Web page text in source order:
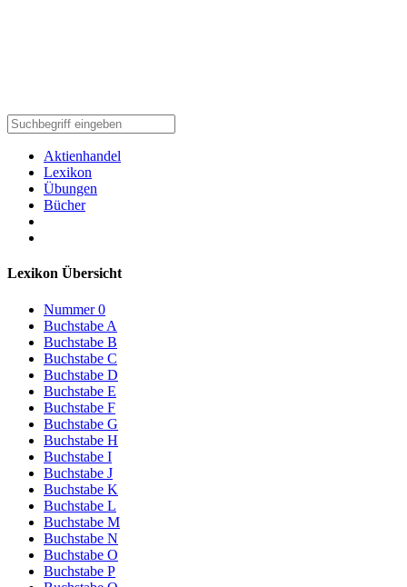
Aktienhandel
Lexikon
Übungen
Bücher
Lexikon Übersicht
Nummer 0
Buchstabe A
Buchstabe B
Buchstabe C
Buchstabe D
Buchstabe E
Buchstabe F
Buchstabe G
Buchstabe H
Buchstabe I
Buchstabe J
Buchstabe K
Buchstabe L
Buchstabe M
Buchstabe N
Buchstabe O
Buchstabe P